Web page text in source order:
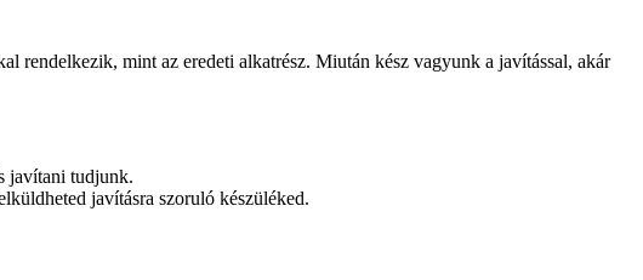
rendelkezik, mint az eredeti alkatrész. Miután kész vagyunk a javítással, akár
javítani tudjunk.
javításra szoruló készüléked.